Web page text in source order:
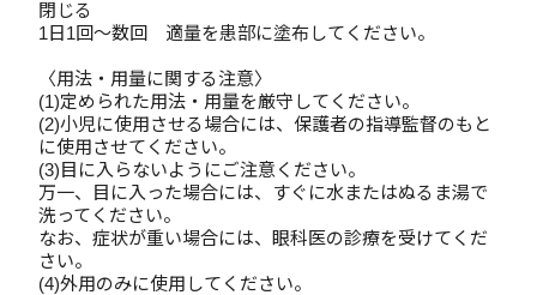
閉じる
1日1回～数回 適量を患部に塗布してください。
〈用法・用量に関する注意〉
(1)定められた用法・用量を厳守してください。
(2)小児に使用させる場合には、保護者の指導監督のもと
に使用させてください。
(3)目に入らないようにご注意ください。
万一、目に入った場合には、すぐに水またはぬるま湯で
洗ってください。
なお、症状が重い場合には、眼科医の診療を受けてくだ
さい。
(4)外用のみに使用してください。